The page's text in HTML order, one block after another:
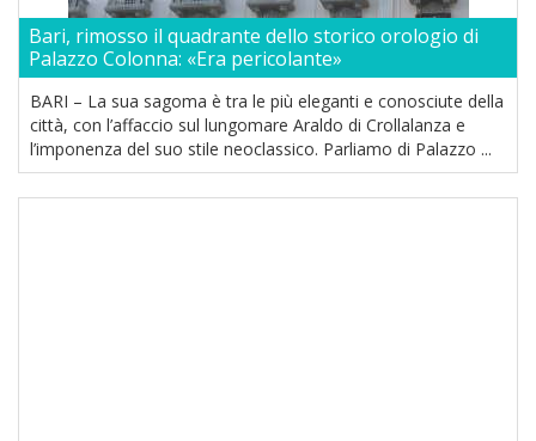
Bari, rimosso il quadrante dello storico orologio di
Palazzo Colonna: «Era pericolante»
BARI – La sua sagoma è tra le più eleganti e conosciute della
città, con l’affaccio sul lungomare Araldo di Crollalanza e
l’imponenza del suo stile neoclassico. Parliamo di Palazzo ...